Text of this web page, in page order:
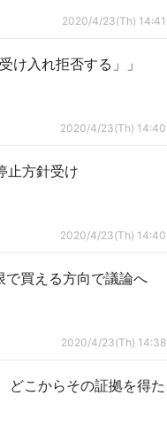
2020/4/23(Th) 14:41
け入れ拒否する」」
2020/4/23(Th) 14:40
止方針受け
2020/4/23(Th) 14:40
で買える方向で議論へ
2020/4/23(Th) 14:38
こからその証拠を得た